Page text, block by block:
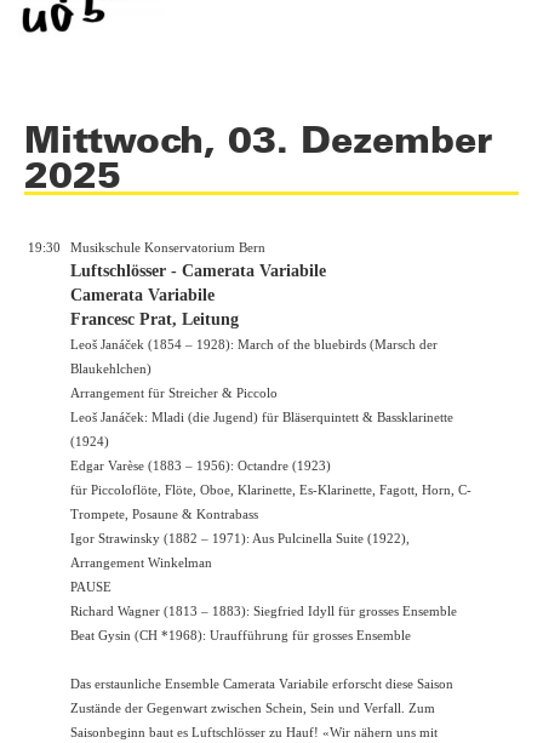
Mittwoch, 03. Dezember
2025
19:30 Musikschule Konservatorium Bern
Luftschlösser - Camerata Variabile
Camerata Variabile
Francesc Prat, Leitung
Leoš Janáček (1854 – 1928): March of the bluebirds (Marsch der
Blaukehlchen)
Arrangement für Streicher & Piccolo
Leoš Janáček: Mladi (die Jugend) für Bläserquintett & Bassklarinette
(1924)
Edgar Varèse (1883 – 1956): Octandre (1923)
für Piccoloflöte, Flöte, Oboe, Klarinette, Es-Klarinette, Fagott, Horn, C-
Trompete, Posaune & Kontrabass
Igor Strawinsky (1882 – 1971): Aus Pulcinella Suite (1922),
Arrangement Winkelman
PAUSE
Richard Wagner (1813 – 1883): Siegfried Idyll für grosses Ensemble
Beat Gysin (CH *1968): Uraufführung für grosses Ensemble
Das erstaunliche Ensemble Camerata Variabile erforscht diese Saison
Zustände der Gegenwart zwischen Schein, Sein und Verfall. Zum
Saisonbeginn baut es Luftschlösser zu Hauf! «Wir nähern uns mit